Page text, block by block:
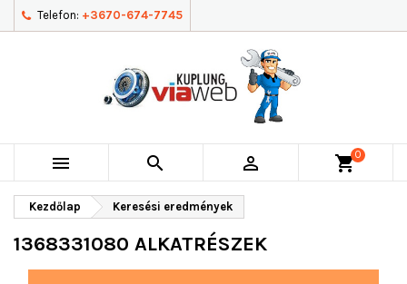
Telefon: +3670-674-7745
   shopping_cart0
Kezdőlap Keresési eredmények
1368331080 ALKATRÉSZEK